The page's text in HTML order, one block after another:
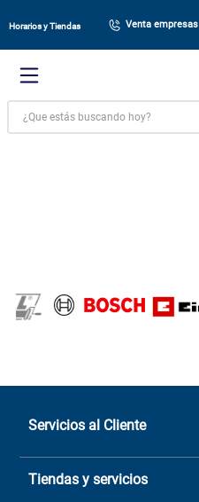
Horarios y Tiendas Venta empresas
¿Que estás buscando hoy?
Servicios al Cliente
Quiénes somos
Sucursales
Tiendas y servicios